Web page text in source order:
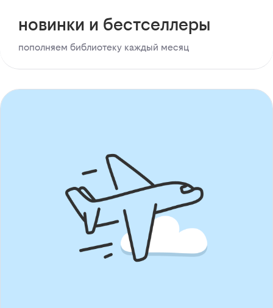
новинки и бестселлеры
пополняем библиотеку каждый месяц